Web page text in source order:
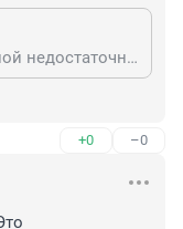
Закончилась бегством и почечной недостаточностью :Р
+0 –0